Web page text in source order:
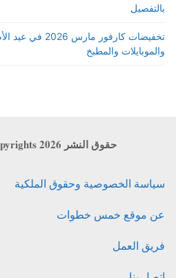
بالتفصيل
تخفيضات كارفور
والموبايلات والمطبخ
حقوق النشر copyrights 2026 خمس خطوات
سياسة الخصوصية وحقوق الملكية
عن موقع خمس خطوات
فريق العمل